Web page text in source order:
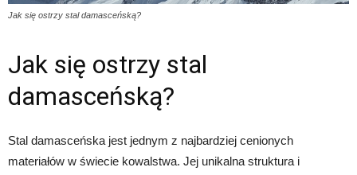
Jak się ostrzy stal damasceńską?
Jak się ostrzy stal
damasceńską?
Stal damasceńska jest jednym z najbardziej cenionych
materiałów w świecie kowalstwa. Jej unikalna struktura i